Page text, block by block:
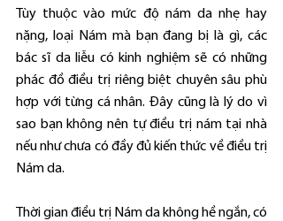
Tùy thuộc vào mức độ nám da nhẹ hay
nặng, loại Nám mà bạn đang bị là gì, các
bác sĩ da liễu có kinh nghiệm sẽ có những
phác đồ điều trị riêng biệt chuyên sâu phù
hợp với từng cá nhân. Đây cũng là lý do vì
sao bạn không nên tự điều trị nám tại nhà
nếu như chưa có đầy đủ kiến thức về điều trị
Nám da.
Thời gian điều trị Nám da không hề ngắn, có